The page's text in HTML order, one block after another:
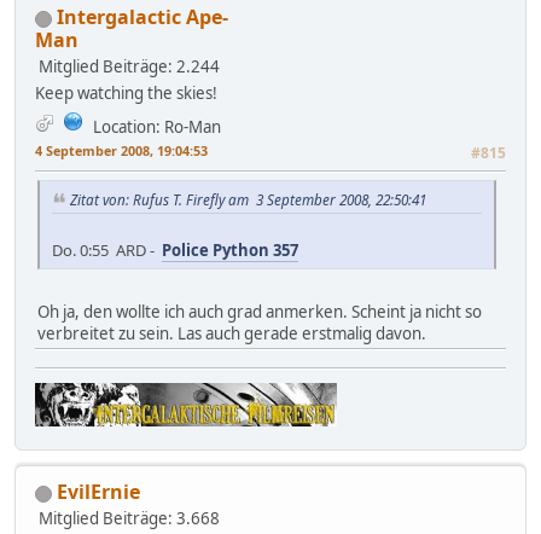
Intergalactic Ape-
Man
Mitglied Beiträge: 2.244
Keep watching the skies!
Location: Ro-Man
4 September 2008, 19:04:53 #815
Zitat von: Rufus T. Firefly am 3 September 2008, 22:50:41
Do. 0:55 ARD - Police Python 357
Oh ja, den wollte ich auch grad anmerken. Scheint ja nicht so
verbreitet zu sein. Las auch gerade erstmalig davon.
EvilErnie
Mitglied Beiträge: 3.668